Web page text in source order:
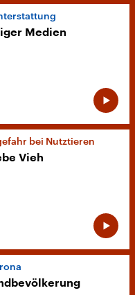
Medien
bei Nutztieren
Vieh